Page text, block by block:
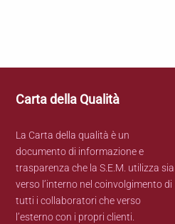
Carta della Qualità
La Carta della qualità è un
documento di informazione e
trasparenza che la S.E.M. utilizza sia
verso l’interno nel coinvolgimento di
tutti i collaboratori che verso
l’esterno con i propri clienti.